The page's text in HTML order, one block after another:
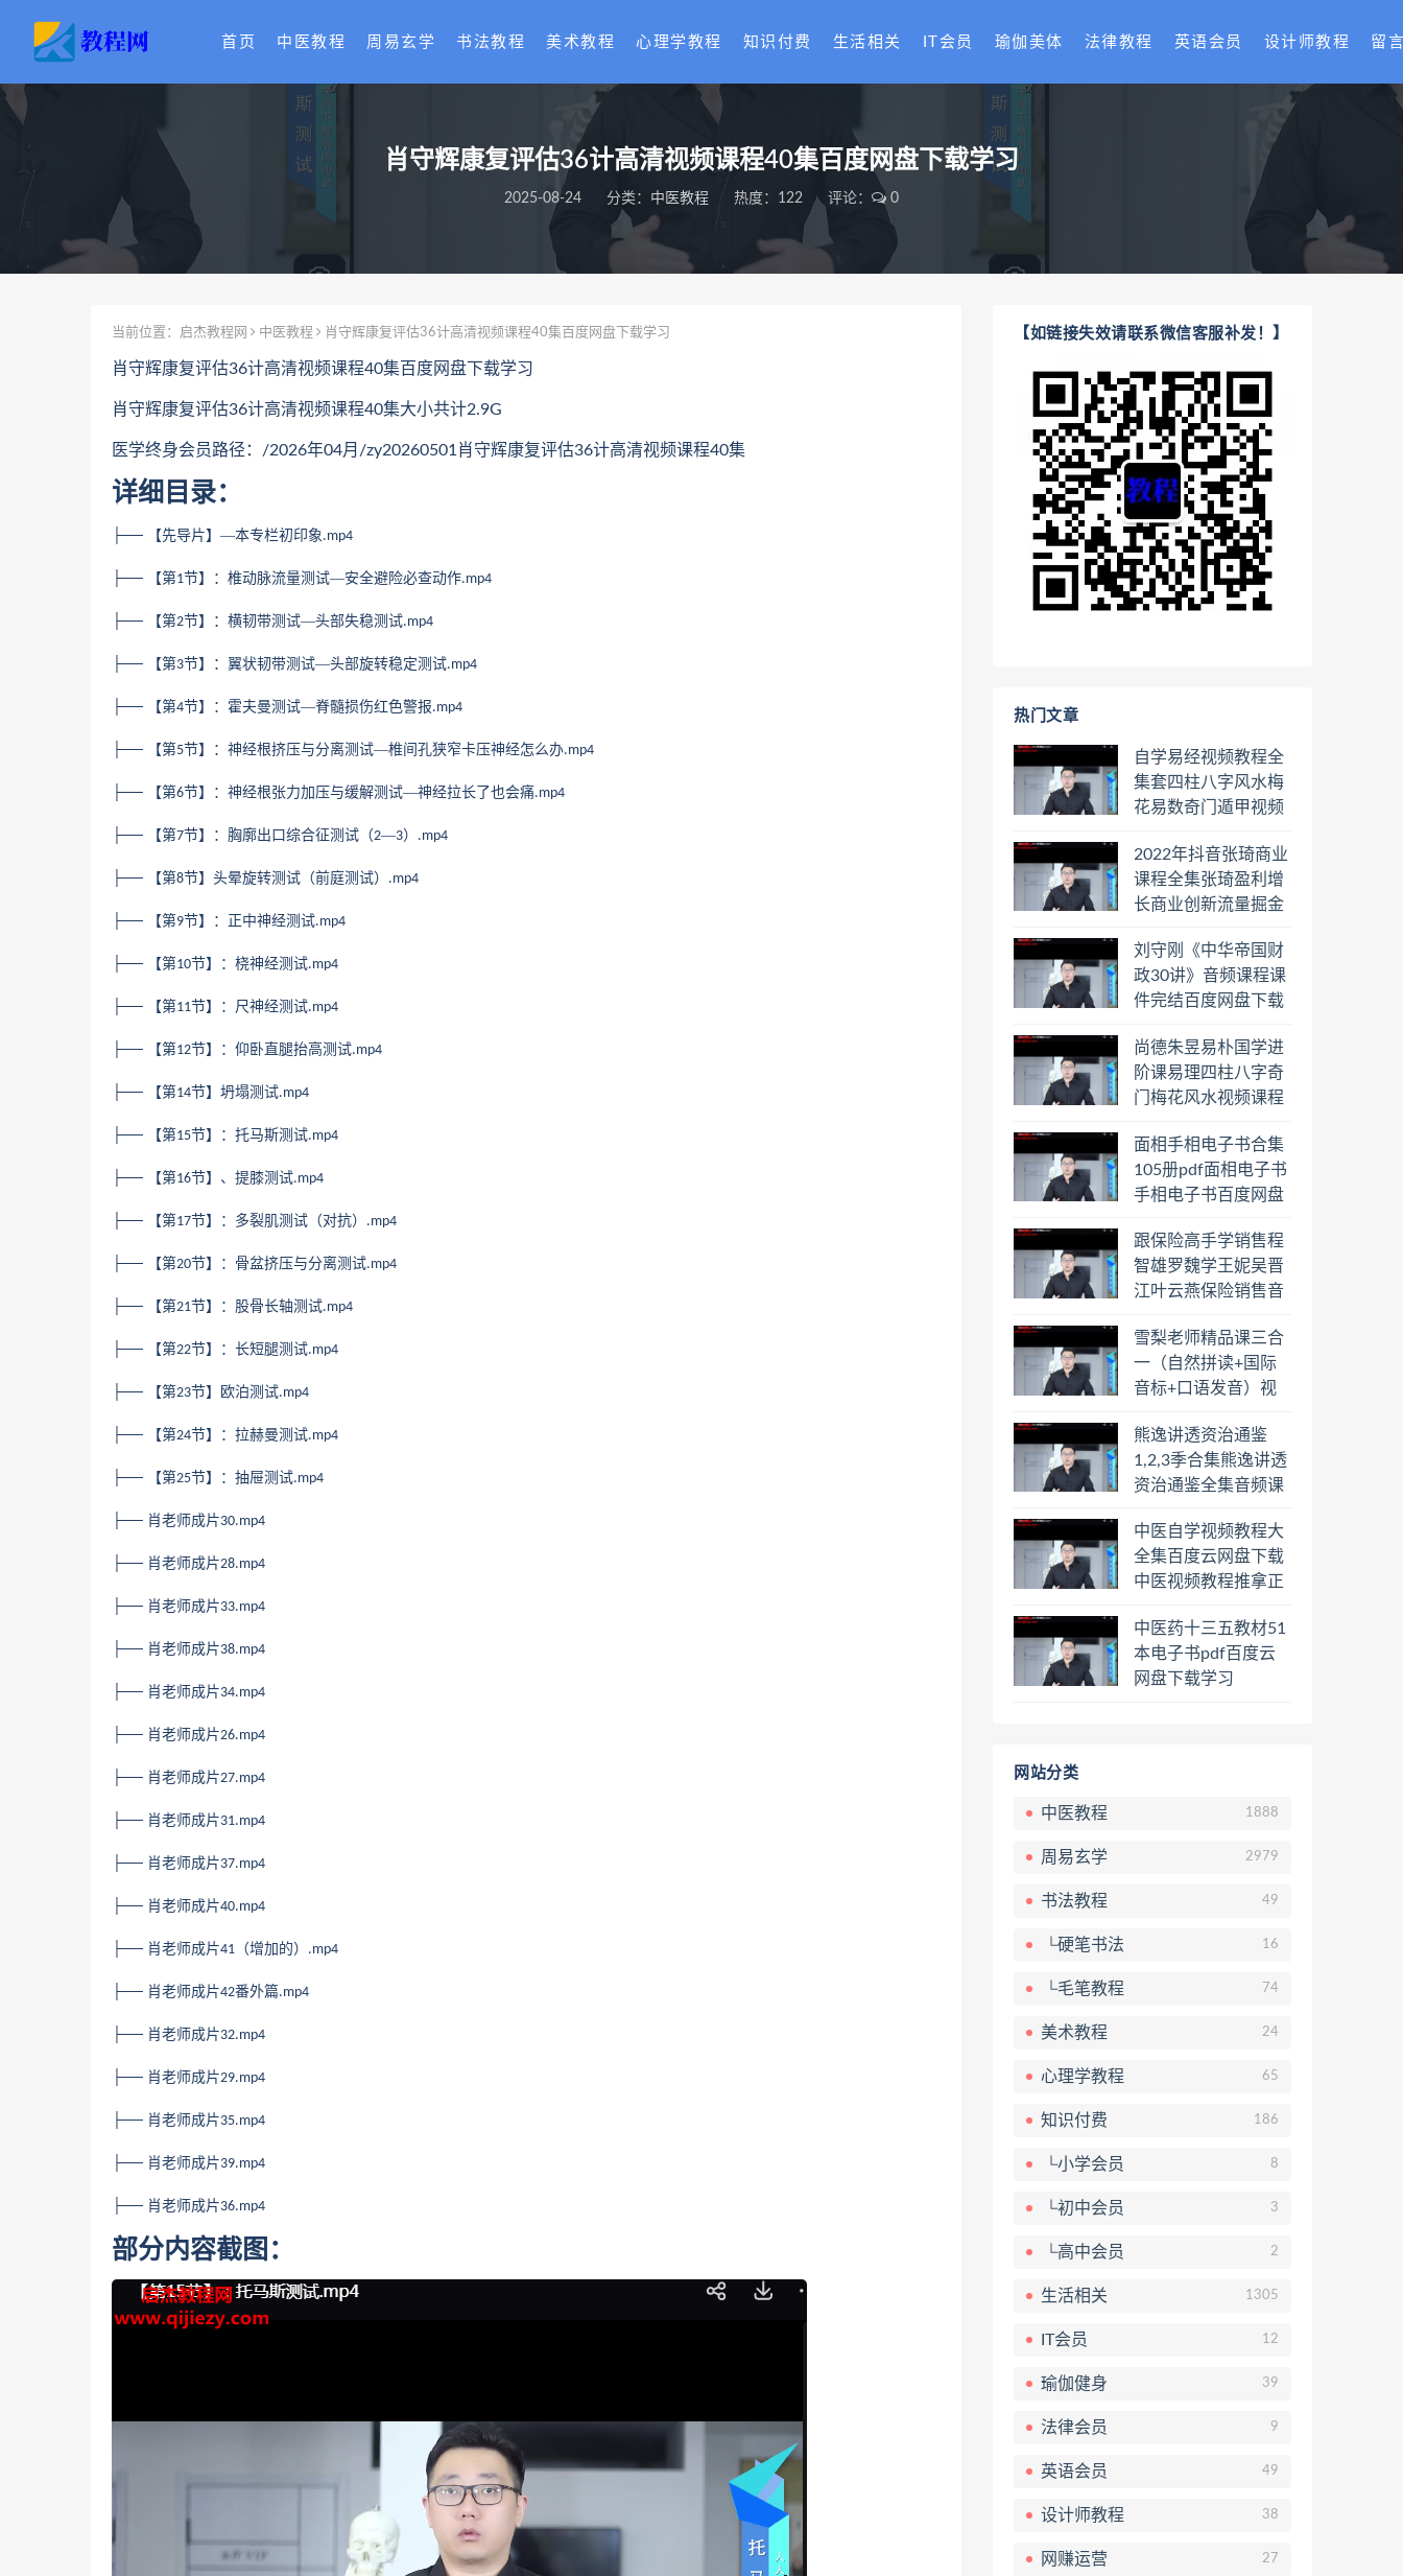
首页 中医教程 周易玄学 书法教程 美术教程 心理学教程 知识付费 生活相关 IT会员 瑜伽美体 法律教程 英语会员 设计师教程 留
肖守辉康复评估36计高清视频课程40集百度网盘下载学习
2025-08-24 分类： 中医教程 热度：122 评论： 0
当前位置： 启杰教程网 中医教程 肖守辉康复评估36计高清视频课程40集百度网盘下载学习
肖守辉康复评估36计高清视频课程40集百度网盘下载学习
肖守辉康复评估36计高清视频课程40集大小共计2.9G
医学终身会员路径：/2026年04月/zy20260501肖守辉康复评估36计高清视频课程40集
详细目录：
├── 【先导片】—本专栏初印象.mp4
├── 【第1节】：椎动脉流量测试—安全避险必查动作.mp4
├── 【第2节】：横韧带测试—头部失稳测试.mp4
├── 【第3节】：翼状韧带测试—头部旋转稳定测试.mp4
├── 【第4节】：霍夫曼测试—脊髓损伤红色警报.mp4
├── 【第5节】：神经根挤压与分离测试—椎间孔狭窄卡压神经怎么办.mp4
├── 【第6节】：神经根张力加压与缓解测试—神经拉长了也会痛.mp4
├── 【第7节】：胸廓出口综合征测试（2—3） .mp4
├── 【第8节】头晕旋转测试（前庭测试） .mp4
├── 【第9节】：正中神经测试.mp4
├── 【第10节】：桡神经测试.mp4
├── 【第11节】：尺神经测试.mp4
├── 【第12节】：仰卧直腿抬高测试.mp4
├── 【第14节】坍塌测试.mp4
├── 【第15节】：托马斯测试.mp4
├── 【第16节】、提膝测试.mp4
├── 【第17节】：多裂肌测试（对抗） .mp4
├── 【第20节】：骨盆挤压与分离测试.mp4
├── 【第21节】：股骨长轴测试.mp4
├── 【第22节】：长短腿测试.mp4
├── 【第23节】欧泊测试.mp4
├── 【第24节】：拉赫曼测试.mp4
├── 【第25节】：抽屉测试.mp4
├── 肖老师成片30.mp4
├── 肖老师成片28.mp4
├── 肖老师成片33.mp4
├── 肖老师成片38.mp4
├── 肖老师成片34.mp4
├── 肖老师成片26.mp4
├── 肖老师成片27.mp4
├── 肖老师成片31.mp4
├── 肖老师成片37.mp4
├── 肖老师成片40.mp4
├── 肖老师成片41 （增加的） .mp4
├── 肖老师成片42番外篇.mp4
├── 肖老师成片32.mp4
├── 肖老师成片29.mp4
├── 肖老师成片35.mp4
├── 肖老师成片39.mp4
├── 肖老师成片36.mp4
部分内容截图：
【如链接失效请联系微信客服补发！】
热门文章
自学易经视频教程全
集套四柱八字风水梅
花易数奇门遁甲视频
日罗盘教程百度云网
盘会员
2022年抖音张琦商业
课程全集张琦盈利增
长商业创新流量掘金
盘下载学习
刘守刚《中华帝国财
政30讲》音频课程课
件完结百度网盘下载
尚德朱昱易朴国学进
阶课易理四柱八字奇
门梅花风水视频课程
学习
面相手相电子书合集
105册pdf面相电子书
手相电子书百度网盘
跟保险高手学销售程
智雄罗魏学王妮吴晋
江叶云燕保险销售音
盘下载学习
雪梨老师精品课三合
一（自然拼读+国际
音标+口语发音）视
载学习
熊逸讲透资治通鉴
1,2,3季合集熊逸讲透
资治通鉴全集音频课
一二三辑合集百度云
网盘下载学习
中医自学视频教程大
全集百度云网盘下载
中医视频教程推拿正
经络脉诊面诊舌诊手
诊私密终身会员百度
网盘共享群
中医药十三五教材51
本电子书pdf百度云
网盘下载学习
网站分类
中医教程 1888
周易玄学 2979
书法教程 49
└硬笔书法 16
└毛笔教程 74
美术教程 24
心理学教程 65
知识付费 186
└小学会员 8
└初中会员 3
└高中会员 2
生活相关 1305
IT会员 12
瑜伽健身 39
法律会员 9
英语会员 49
设计师教程 38
网赚运营 27